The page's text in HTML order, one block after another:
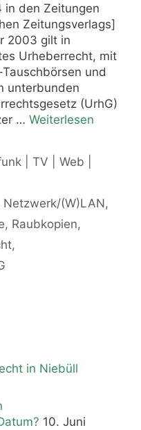
in den Zeitungen
Zeitungsverlags]
2003 gilt in
Urheberrecht, mit
und
unterbunden
(UrhG)
… Weiterlesen
| TV | Web |
Netzwerk/(W)LAN,
, Raubkopien,
,
in Niebüll
10. Juni